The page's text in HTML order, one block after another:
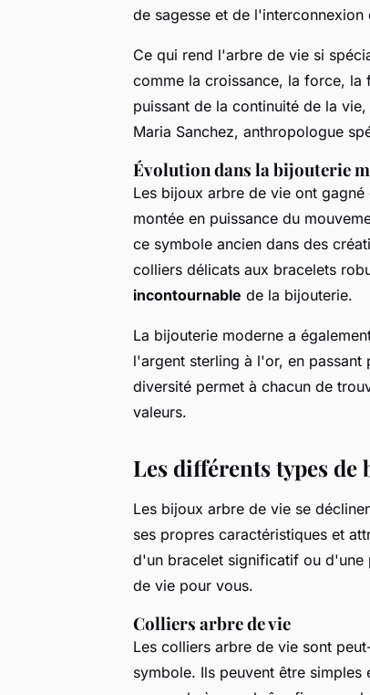
de sagesse et de
Ce qui rend l'arbre de vie si
comme la croissance, la force, la
puissant de la continuité de la
Maria Sanchez, anthropologue
Évolution dans la bijouterie
Les bijoux arbre de vie ont
montée en puissance du
ce symbole ancien dans des
colliers délicats aux bracelets
incontournable de la bijouterie.
La bijouterie moderne a
l'argent sterling à l'or, en passant
diversité permet à chacun de
valeurs.
Les différents types
Les bijoux arbre de vie se
ses propres caractéristiques et
d'un bracelet significatif ou d'une
de vie pour vous.
Colliers arbre de vie
Les colliers arbre de vie sont
symbole. Ils peuvent être